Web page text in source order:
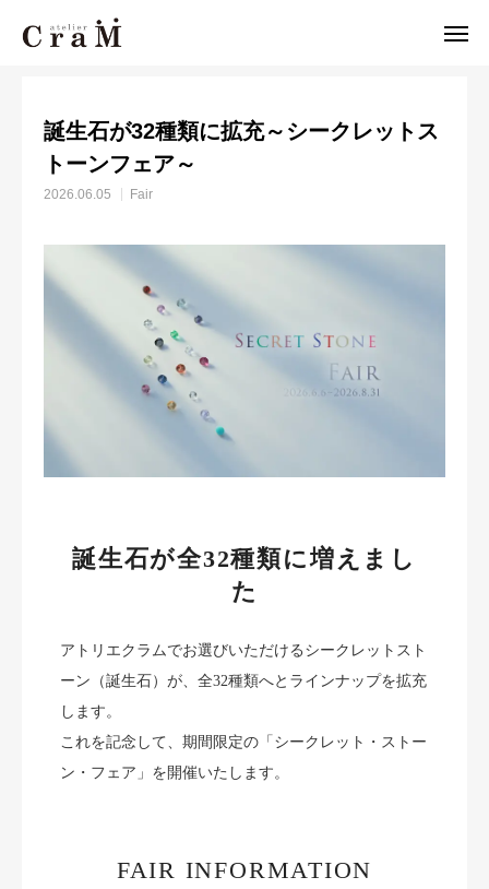
News
誕生石が32種類に拡充～シークレットス
トーンフェア～
2026.06.05 Fair
誕生石が全32種類に増えまし
た
アトリエクラムでお選びいただけるシークレットスト
ーン（誕生石）が、全32種類へとラインナップを拡充
します。
これを記念して、期間限定の「シークレット・ストー
ン・フェア」を開催いたします。
FAIR INFORMATION
来店予約 店舗情報
LINE
婚約指輪
CraMについて